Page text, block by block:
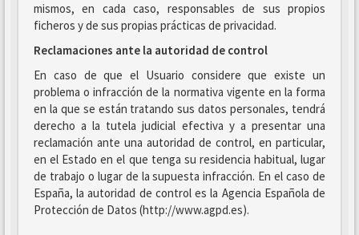
mismos, en cada caso, responsables de sus propios
ficheros y de sus propias prácticas de privacidad.
Reclamaciones ante la autoridad de control
En caso de que el Usuario considere que existe un
problema o infracción de la normativa vigente en la forma
en la que se están tratando sus datos personales, tendrá
derecho a la tutela judicial efectiva y a presentar una
reclamación ante una autoridad de control, en particular,
en el Estado en el que tenga su residencia habitual, lugar
de trabajo o lugar de la supuesta infracción. En el caso de
España, la autoridad de control es la Agencia Española de
Protección de Datos (http://www.agpd.es).